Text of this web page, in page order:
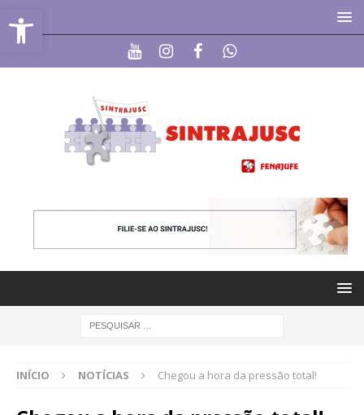
Abrir a barra de ferramentas
INÍCIO NOTÍCIAS Chegou a hora da pressão total!